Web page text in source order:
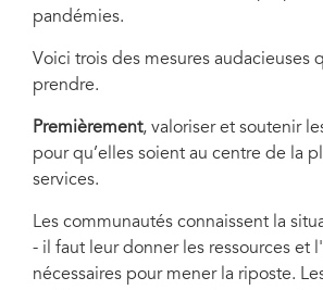
pandémies.
Voici trois des mesures audacieuses
prendre.
Premièrement, valoriser et soutenir
pour qu’elles soient au centre de la
services.
Les communautés connaissent la
- il faut leur donner les ressources et
nécessaires pour mener la riposte.